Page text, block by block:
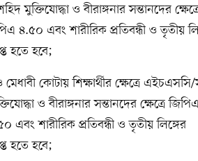
মুক্তিযোদ্ধা ও বীরাঙ্গনার সন্তানদের
৪.৫০ এবং শারীরিক প্রতিবন্ধী ও তৃতীয়
হতে হবে;
কোটায় শিক্ষার্থীর ক্ষেত্রে
ও বীরাঙ্গনার সন্তানদের ক্ষেত্রে
এবং শারীরিক প্রতিবন্ধী ও তৃতীয় লিঙ্গের
হতে হবে;